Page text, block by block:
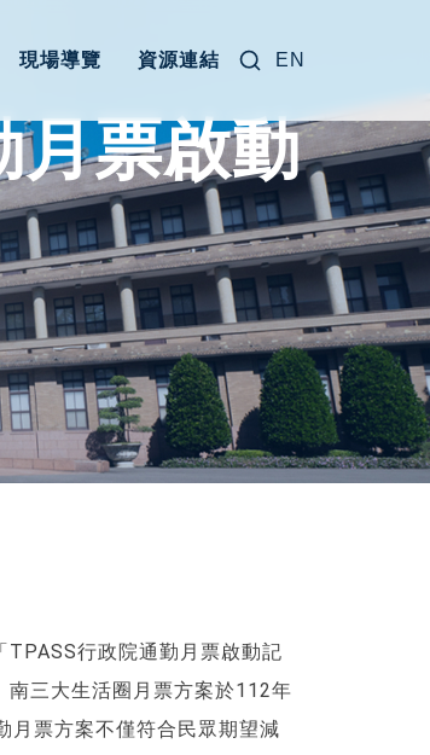
現場導覽 資源連結 EN
月票啟動
TPASS行政院通勤月票啟動記
南三大生活圈月票方案於112年
月票方案不僅符合民眾期望減